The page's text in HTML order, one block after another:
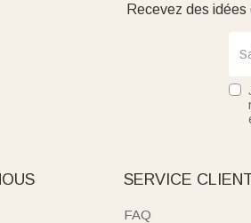
Recevez des
SERVICE
FAQ